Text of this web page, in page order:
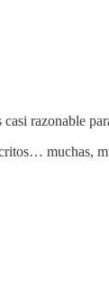
casi razonable
muchas,